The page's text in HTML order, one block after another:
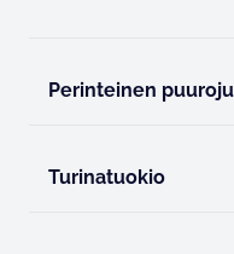
Perinteinen
Turinatuokio